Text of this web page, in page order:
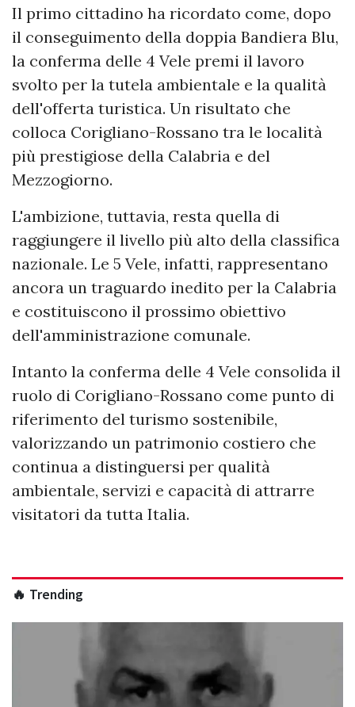
Il primo cittadino ha ricordato come, dopo
il conseguimento della doppia Bandiera Blu,
la conferma delle 4 Vele premi il lavoro
svolto per la tutela ambientale e la qualità
dell'offerta turistica. Un risultato che
colloca Corigliano-Rossano tra le località
più prestigiose della Calabria e del
Mezzogiorno.
L'ambizione, tuttavia, resta quella di
raggiungere il livello più alto della classifica
nazionale. Le 5 Vele, infatti, rappresentano
ancora un traguardo inedito per la Calabria
e costituiscono il prossimo obiettivo
dell'amministrazione comunale.
Intanto la conferma delle 4 Vele consolida il
ruolo di Corigliano-Rossano come punto di
riferimento del turismo sostenibile,
valorizzando un patrimonio costiero che
continua a distinguersi per qualità
ambientale, servizi e capacità di attrarre
visitatori da tutta Italia.
🔥 Trending